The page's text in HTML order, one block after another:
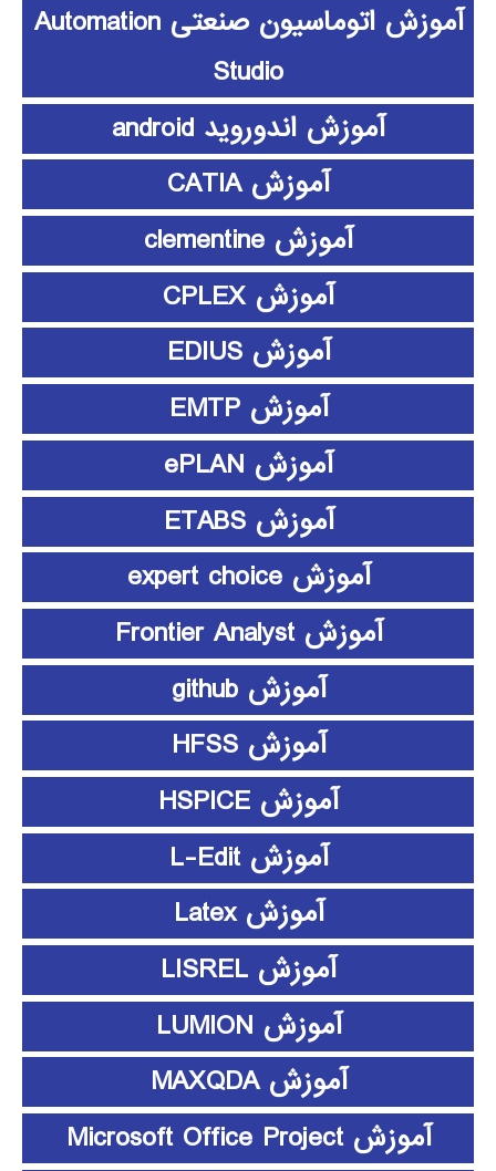
آموزش اتوماسیون صنعتی Automation
Studio
آموزش اندوروید android
آموزش CATIA
آموزش clementine
آموزش CPLEX
آموزش EDIUS
آموزش EMTP
آموزش ePLAN
آموزش ETABS
آموزش expert choice
آموزش Frontier Analyst
آموزش github
آموزش HFSS
آموزش HSPICE
آموزش L-Edit
آموزش Latex
آموزش LISREL
آموزش LUMION
آموزش MAXQDA
آموزش Microsoft Office Project